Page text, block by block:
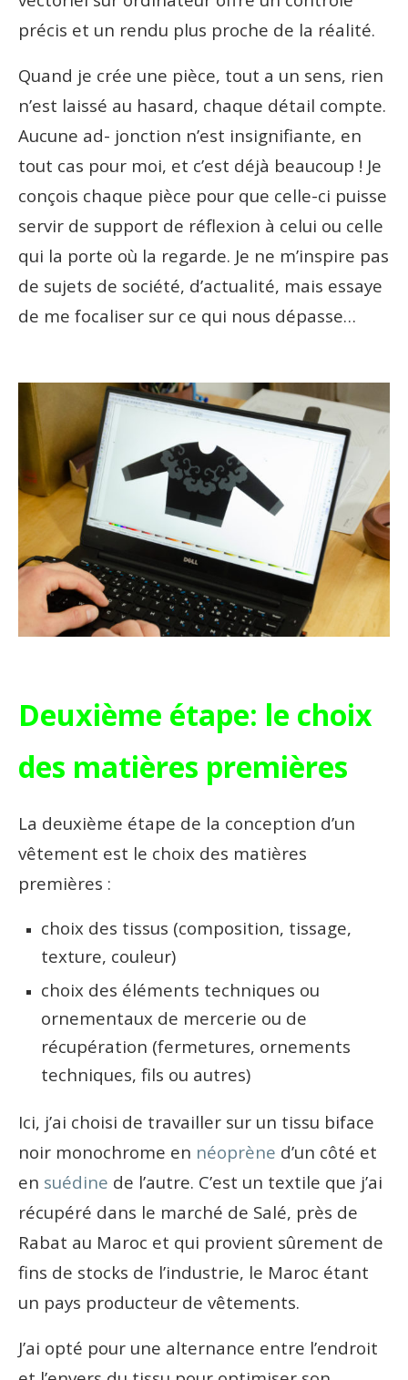
précis et un rendu plus proche de la réalité.
Quand je crée une pièce, tout a un sens, rien
n’est laissé au hasard, chaque détail compte.
Aucune ad- jonction n’est insignifiante, en
tout cas pour moi, et c’est déjà beaucoup ! Je
conçois chaque pièce pour que celle-ci puisse
servir de support de réflexion à celui ou celle
qui la porte où la regarde. Je ne m’inspire pas
de sujets de société, d’actualité, mais essaye
de me focaliser sur ce qui nous dépasse…
Deuxième étape: le choix
des matières premières
La deuxième étape de la conception d’un
vêtement est le choix des matières
premières :
choix des tissus (composition, tissage,
texture, couleur)
choix des éléments techniques ou
ornementaux de mercerie ou de
récupération (fermetures, ornements
techniques, fils ou autres)
Ici, j’ai choisi de travailler sur un tissu biface
noir monochrome en néoprène d’un côté et
en suédine de l’autre. C’est un textile que j’ai
récupéré dans le marché de Salé, près de
Rabat au Maroc et qui provient sûrement de
fins de stocks de l’industrie, le Maroc étant
un pays producteur de vêtements.
J’ai opté pour une alternance entre l’endroit